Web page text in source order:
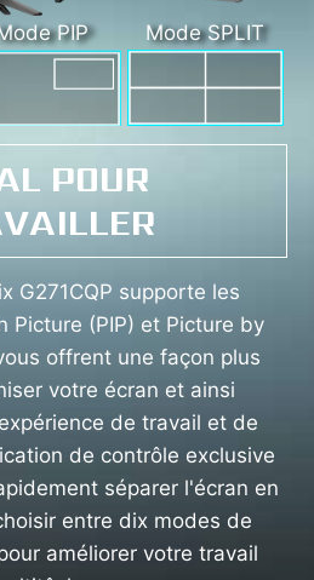
PIP Mode SPLIT
POUR
G271CQP supporte les
Picture (PIP) et Picture by
offrent une façon plus
votre écran et ainsi
de travail et de
de contrôle exclusive
séparer l'écran en
entre dix modes de
améliorer votre travail